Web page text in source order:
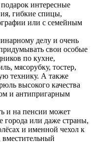
интересные
гибкие спицы,
или с семейным
делу и очень
свои особые
по кухне,
мясорубку, тостер,
технику. А также
высокого качества
и антипригарным
и на пенсии может
города или даже страны,
и именной чехол к